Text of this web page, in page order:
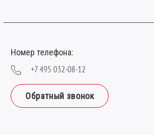
Номер телефона:
+7 495 032-08-12
Обратный звонок